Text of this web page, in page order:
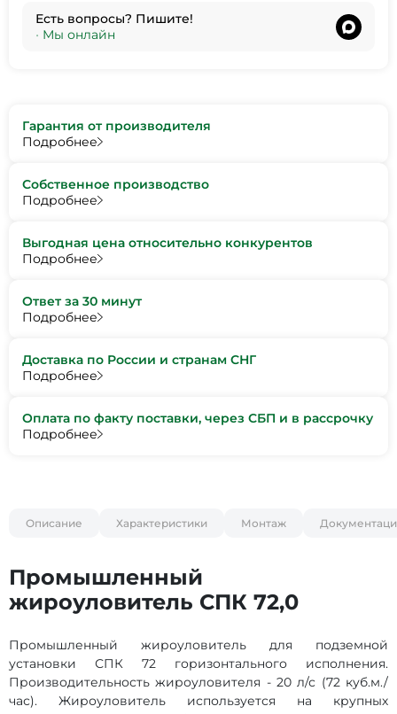
Есть вопросы? Пишите!
• Мы онлайн
Гарантия от производителя
Подробнее
Собственное производство
Подробнее
Выгодная цена относительно конкурентов
Подробнее
Ответ за 30 минут
Подробнее
Доставка по России и странам СНГ
Подробнее
Оплата по факту поставки, через СБП и в рассрочку
Подробнее
Описание Характеристики Монтаж
Промышленный
жироуловитель СПК 72,0
Промышленный жироуловитель для подземной
установки СПК 72 горизонтального исполнения.
Производительность жироуловителя - 20 л/с (72 куб.м./
час). Жироуловитель используется на крупных